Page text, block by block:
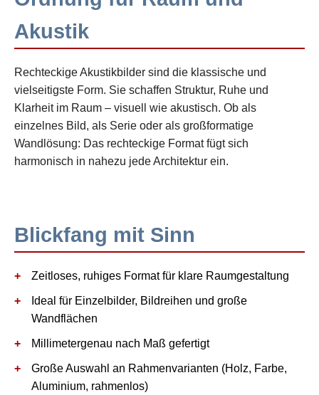
Akustik
Rechteckige Akustikbilder sind die klassische und
vielseitigste Form. Sie schaffen Struktur, Ruhe und
Klarheit im Raum – visuell wie akustisch. Ob als
einzelnes Bild, als Serie oder als großformatige
Wandlösung: Das rechteckige Format fügt sich
harmonisch in nahezu jede Architektur ein.
Blickfang mit Sinn
Zeitloses, ruhiges Format für klare Raumgestaltung
Ideal für Einzelbilder, Bildreihen und große
Wandflächen
Millimetergenau nach Maß gefertigt
Große Auswahl an Rahmenvarianten (Holz, Farbe,
Aluminium, rahmenlos)